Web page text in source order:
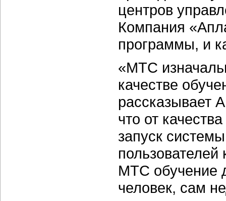
центров
Компания
программы, и
«МТС
качестве
рассказывает
что от
запуск
МТС обучение
человек, сам